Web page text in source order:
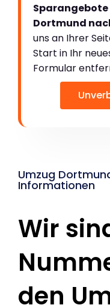
Sparangebote
Dortmund
uns an Ihrer
Start in Ihr
Formular
Umzug
Informationen
Wir
den